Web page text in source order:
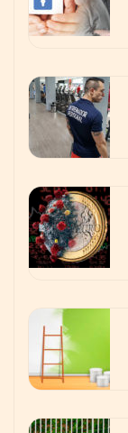
La poda de
cómo?